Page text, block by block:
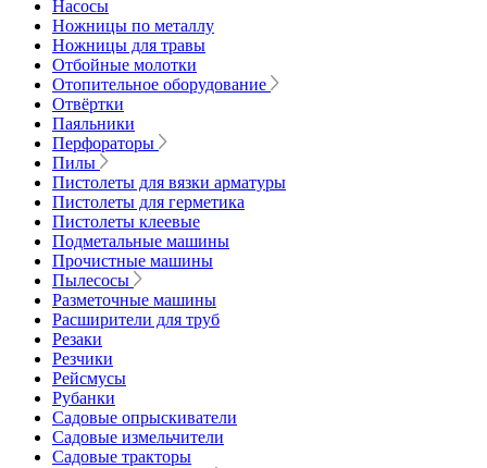
Насосы
Ножницы по металлу
Ножницы для травы
Отбойные молотки
Отопительное оборудование
Отвёртки
Паяльники
Перфораторы
Пилы
Пистолеты для вязки арматуры
Пистолеты для герметика
Пистолеты клеевые
Подметальные машины
Прочистные машины
Пылесосы
Разметочные машины
Расширители для труб
Резаки
Резчики
Рейсмусы
Рубанки
Садовые опрыскиватели
Садовые измельчители
Садовые тракторы